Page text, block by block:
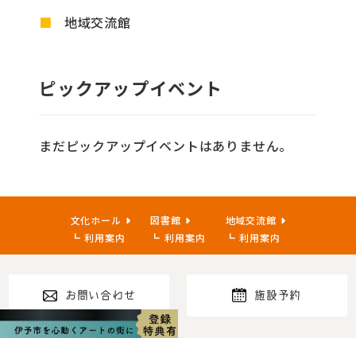
地域交流館
ピックアップイベント
まだピックアップイベントはありません。
文化ホール
利用案内
図書館
利用案内
地域交流館
利用案内
お問い合わせ 施設予約